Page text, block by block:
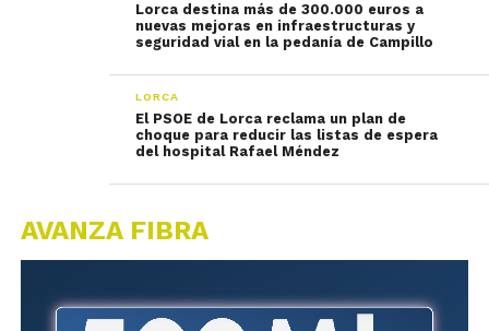
Lorca destina más de 300.000 euros a
nuevas mejoras en infraestructuras y
seguridad vial en la pedanía de Campillo
LORCA
El PSOE de Lorca reclama un plan de
choque para reducir las listas de espera
del hospital Rafael Méndez
AVANZA FIBRA